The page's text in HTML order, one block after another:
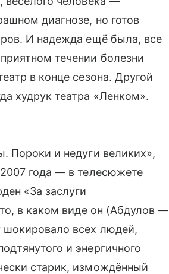
диагнозе, но готов
И надежда ещё была, все
течении болезни
в конце сезона. Другой
худрук театра «Ленком».
Пороки и недуги великих»,
года — в телесюжете
«За заслуги
в каком виде он (Абдулов —
шокировало всех людей,
и энергичного
старик, измождённый